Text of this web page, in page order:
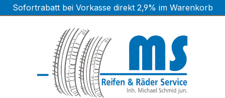
Zum Hauptinhalt springen
Sofortrabatt bei Vorkasse direkt 2,9% im Warenkorb